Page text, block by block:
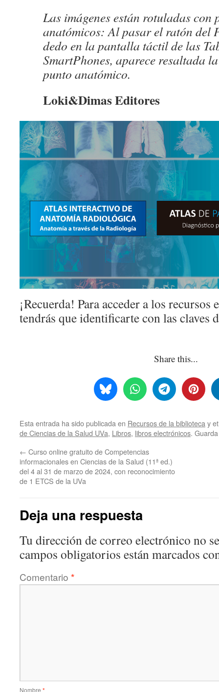
Las imágenes están rotuladas con
anatómicos: Al pasar el ratón del
dedo en la pantalla táctil de las
SmartPhones, aparece resaltada
punto anatómico.
Loki&Dimas Editores
¡Recuerda! Para acceder a los recursos
tendrás que identificarte con las claves
Share this...
Esta entrada ha sido publicada en Recursos de la biblioteca y
de Ciencias de la Salud UVa, Libros, libros electrónicos.
← Curso online gratuito de Competencias
informacionales en Ciencias de la Salud (11ª ed.)
del 4 al 31 de marzo de 2024, con reconocimiento
de 1 ETCS de la UVa
Deja una respuesta
Tu dirección de correo electrónico no
campos obligatorios están marcados
Comentario *
Nombre *